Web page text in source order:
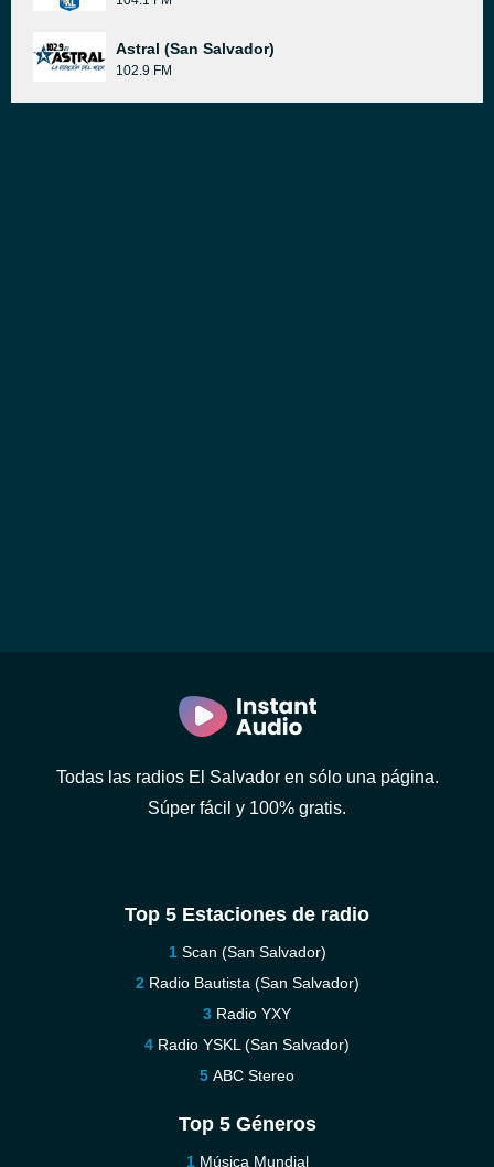
Astral (San Salvador)
102.9 FM
Todas las radios El Salvador en sólo una página.
Súper fácil y 100% gratis.
Top 5 Estaciones de radio
Scan (San Salvador)
Radio Bautista (San Salvador)
Radio YXY
Radio YSKL (San Salvador)
ABC Stereo
Top 5 Géneros
Música Mundial